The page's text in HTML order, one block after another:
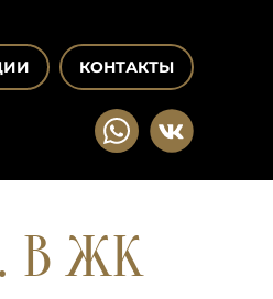
КОНТАКТЫ
В ЖК